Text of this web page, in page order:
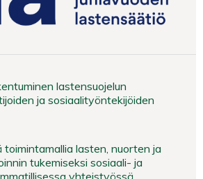
lastensuojelun
ja sosiaalityöntekijöiden
lasten, nuorten ja
tukemiseksi sosiaali- ja